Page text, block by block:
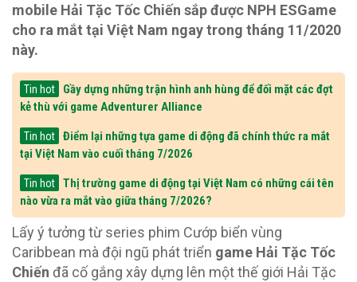
mobile Hải Tặc Tốc Chiến sắp được NPH ESGame
cho ra mắt tại Việt Nam ngay trong tháng 11/2020
này.
Tin hot
Gầy dựng những trận hình anh hùng để đối mặt các đợt
kẻ thù với game Adventurer Alliance
Tin hot
Điểm lại những tựa game di động đã chính thức ra mắt
tại Việt Nam vào cuối tháng 7/2026
Tin hot
Thị trường game di động tại Việt Nam có những cái tên
nào vừa ra mắt vào giữa tháng 7/2026?
Lấy ý tưởng từ series phim Cướp biển vùng
Caribbean mà đội ngũ phát triển game Hải Tặc Tốc
Chiến đã cố gắng xây dựng lên một thế giới Hải Tặc